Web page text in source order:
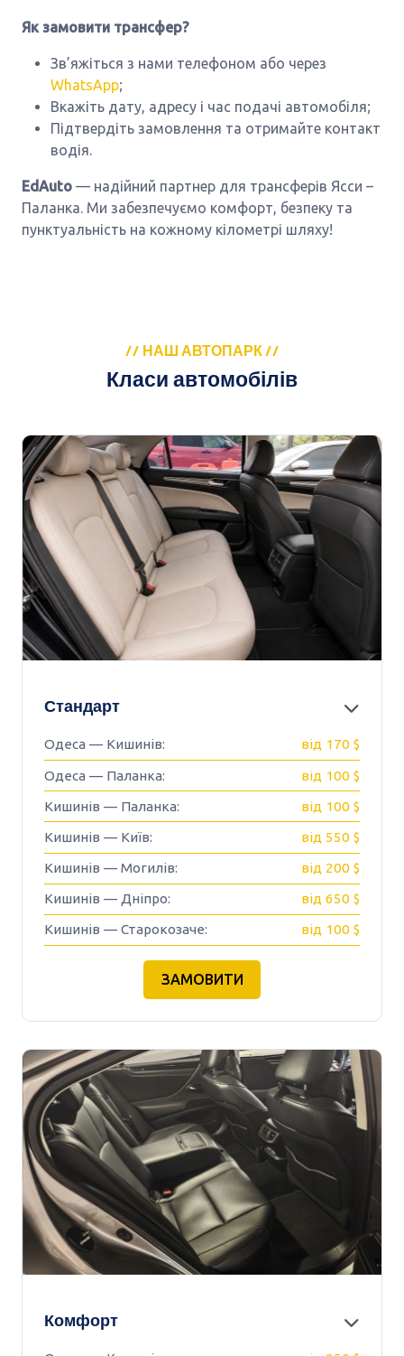
Як замовити трансфер?
Зв’яжіться з нами телефоном або через
WhatsApp;
Вкажіть дату, адресу і час подачі автомобіля;
Підтвердіть замовлення та отримайте контакт
водія.
EdAuto — надійний партнер для трансферів Ясси –
Паланка. Ми забезпечуємо комфорт, безпеку та
пунктуальність на кожному кілометрі шляху!
// НАШ АВТОПАРК //
Класи автомобілів
Стандарт
Одеса — Кишинів: від 170 $
Одеса — Паланка: від 100 $
Кишинів — Паланка: від 100 $
Кишинів — Київ: від 550 $
Кишинів — Могилів: від 200 $
Кишинів — Дніпро: від 650 $
Кишинів — Старокозаче: від 100 $
ЗАМОВИТИ
Комфорт